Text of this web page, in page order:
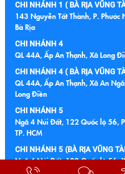
CHI NHÁNH 1 ( BÀ RỊA VŨNG
143 Nguyễn Tất Thành, P. Phước
Bà Rịa
CHI NHÁNH 4
QL 44A, Ấp An Thạnh, Xã Long
CHI NHÁNH 4 ( BÀ RỊA VŨNG
QL 44A, Ấp An Thạnh, Xã An
Long Điền
CHI NHÁNH 5
Ngã 4 Núi Đất, 122 Quốc lộ 56,
TP. HCM
CHI NHÁNH 5 (BÀ RỊA VŨNG
Ngã 4 Núi Đất, 122 Quốc lộ 56,
TP. Bà Rịa